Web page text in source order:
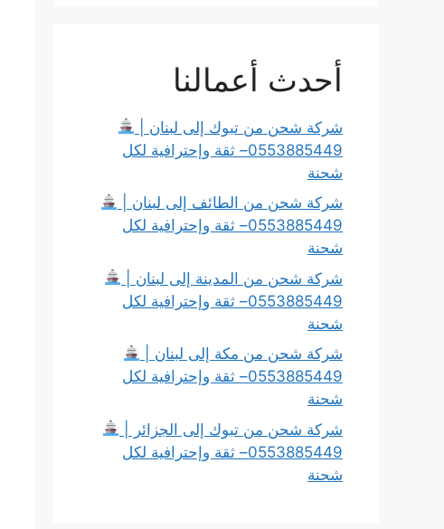
أحدث أعمالنا
شركة شحن من تبوك إلى لبنان |
0553885449– ثقة وإحترافية لكل
شحنة
شركة شحن من الطائف إلى لبنان |
0553885449– ثقة وإحترافية لكل
شحنة
شركة شحن من المدينة إلى لبنان |
0553885449– ثقة وإحترافية لكل
شحنة
شركة شحن من مكة إلى لبنان |
0553885449– ثقة وإحترافية لكل
شحنة
شركة شحن من تبوك إلى الجزائر |
0553885449– ثقة وإحترافية لكل
شحنة